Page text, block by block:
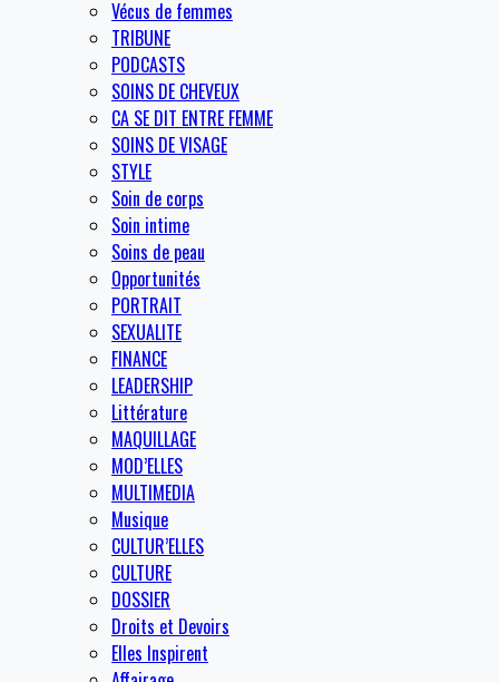
Vécus de femmes
TRIBUNE
PODCASTS
SOINS DE CHEVEUX
CA SE DIT ENTRE FEMME
SOINS DE VISAGE
STYLE
Soin de corps
Soin intime
Soins de peau
Opportunités
PORTRAIT
SEXUALITE
FINANCE
LEADERSHIP
Littérature
MAQUILLAGE
MOD’ELLES
MULTIMEDIA
Musique
CULTUR’ELLES
CULTURE
DOSSIER
Droits et Devoirs
Elles Inspirent